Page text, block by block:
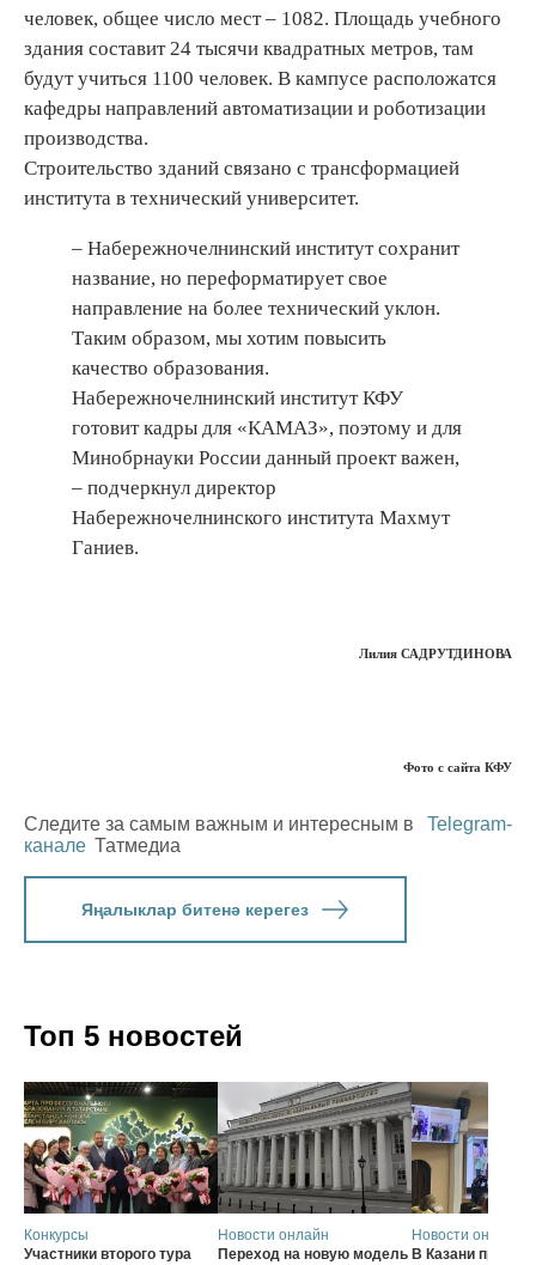
человек, общее число мест – 1082. Площадь учебного
здания составит 24 тысячи квадратных метров, там
будут учиться 1100 человек. В кампусе расположатся
кафедры направлений автоматизации и роботизации
производства.
Строительство зданий связано с трансформацией
института в технический университет.
– Набережночелнинский институт сохранит
название, но переформатирует свое
направление на более технический уклон.
Таким образом, мы хотим повысить
качество образования.
Набережночелнинский институт КФУ
готовит кадры для «КАМАЗ», поэтому и для
Минобрнауки России данный проект важен,
– подчеркнул директор
Набережночелнинского института Махмут
Ганиев.
Лилия САДРУТДИНОВА
Фото с сайта КФУ
Следите за самым важным и интересным в
Telegram-
канале Татмедиа
Яңалыклар битенә керегез
Топ 5 новостей
Конкурсы
Участники второго тура
Новости онлайн
Переход на новую модель
Новости онлайн
В Казани